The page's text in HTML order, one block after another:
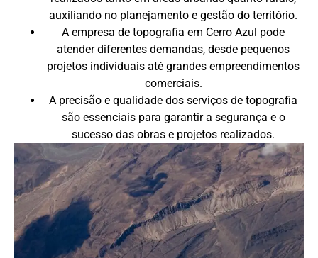
auxiliando no planejamento e gestão do território.
A empresa de topografia em Cerro Azul pode
atender diferentes demandas, desde pequenos
projetos individuais até grandes empreendimentos
comerciais.
A precisão e qualidade dos serviços de topografia
são essenciais para garantir a segurança e o
sucesso das obras e projetos realizados.